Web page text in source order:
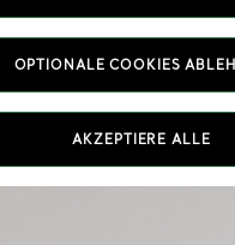
OPTIONALE COOKIES
AKZEPTIERE ALLE